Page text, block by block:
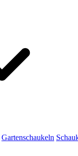
Gartenschaukeln